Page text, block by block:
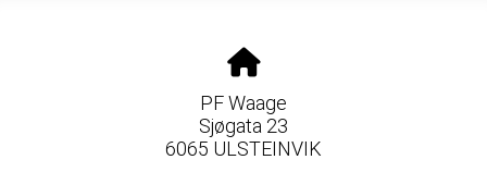
PF Waage
Sjøgata 23
6065 ULSTEINVIK